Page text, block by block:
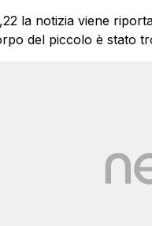
la notizia viene
del piccolo è stato